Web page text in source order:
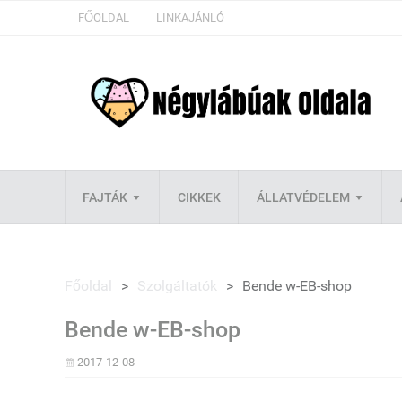
FŐOLDAL LINKAJÁNLÓ
FAJTÁK CIKKEK ÁLLATVÉDELEM
Főoldal > Szolgáltatók > Bende w-EB-shop
Bende w-EB-shop
2017-12-08